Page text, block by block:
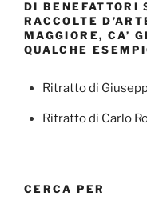
DI BENEFATTORI
RACCOLTE
MAGGIORE, CA’
QUALCHE
Ritratto di
Ritratto di Carlo
CERCA PER